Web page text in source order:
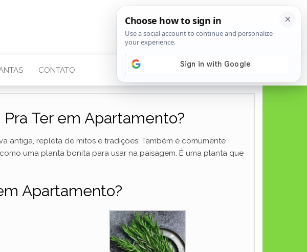
CONTATO
Ter em Apartamento?
antiga, repleta de mitos e tradições. Também é comumente
uma planta bonita para usar na paisagem. É uma planta que
Apartamento?